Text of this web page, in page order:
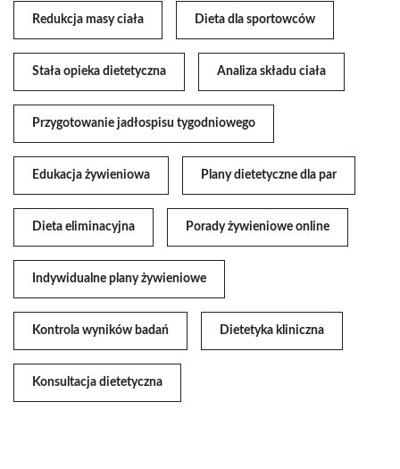
Redukcja masy ciała Dieta dla sportowców
Stała opieka dietetyczna Analiza składu ciała
Przygotowanie jadłospisu tygodniowego
Edukacja żywieniowa Plany dietetyczne dla par
Dieta eliminacyjna Porady żywieniowe online
Indywidualne plany żywieniowe
Kontrola wyników badań Dietetyka kliniczna
Konsultacja dietetyczna